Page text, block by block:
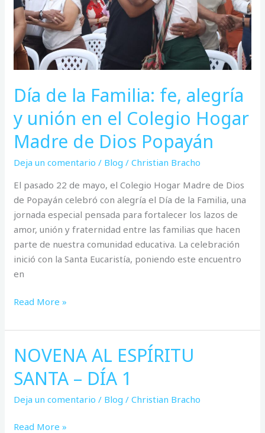
Día de la Familia: fe, alegría
y unión en el Colegio Hogar
Madre de Dios Popayán
Deja un comentario / Blog /Christian Bracho
El pasado 22 de mayo, el Colegio Hogar Madre de Dios
de Popayán celebró con alegría el Día de la Familia, una
jornada especial pensada para fortalecer los lazos de
amor, unión y fraternidad entre las familias que hacen
parte de nuestra comunidad educativa. La celebración
inició con la Santa Eucaristía, poniendo este encuentro
en
y
unión
en
el
Colegio
Madre
Dios
Popayán
Read More »
NOVENA AL ESPÍRITU
SANTA – DÍA 1
Deja un comentario / Blog /Christian Bracho
NOVENA
AL
ESPÍRITU
SANTA
DÍA
Read More »